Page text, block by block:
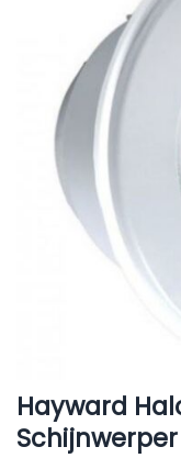
Hayward
Schijnwerper